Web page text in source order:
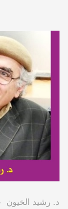
د. رشيد الخيون